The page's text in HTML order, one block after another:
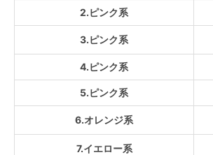
SOLD OUT
SOLD OUT
2.ピンク系
3.ピンク系
4.ピンク系
5.ピンク系
6.オレンジ系
7.イエロー系